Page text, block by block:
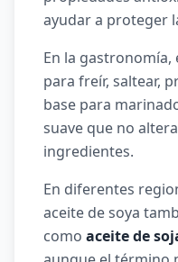
ayudar a proteger
En la gastronomía,
para freír, saltear,
base para
suave que no
ingredientes.
En diferentes
aceite de soya
como aceite de